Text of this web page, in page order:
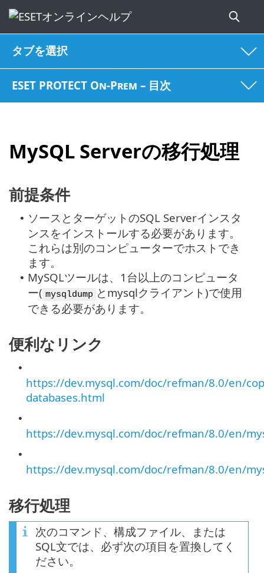
タブを選択
ESET PROTECT On-Prem – 目次
MySQL Serverの移行処理
前提条件
• ソースとターゲットのSQL Serverインスタ
ンスをインストールする必要があります。
これらは別のコンピューターでホストでき
ます。
• MySQLツールは、1台以上のコンピュータ
ー( mysqldump とmysqlクライアント)で使用
できる必要があります。
便利なリンク
•
https://dev.mysql.com/doc/refman/8.0/en/
databases.html
•
https://dev.mysql.com/doc/refman/8.0/en/
•
https://dev.mysql.com/doc/refman/8.0/en/
移行処理
次のコマンド、構成ファイル、または
SQL文では、必ず次の項目を置換してく
ださい。